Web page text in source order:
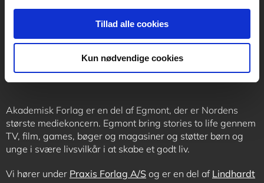
Tillad alle cookies
Kun nødvendige cookies
+45 70 24 00 00
Følg os
Akademisk Forlag er en del af Egmont, der er Nordens
største mediekoncern. Egmont bring stories to life gennem
TV, film, games, bøger og magasiner og støtter børn og
unge i svære livsvilkår i at skabe et godt liv.
Vi hører under Praxis Forlag A/S og er en del af Lindhardt